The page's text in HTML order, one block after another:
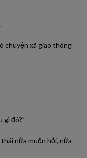
chuyện xã giao thông
đó?”
nửa muốn hỏi, nửa